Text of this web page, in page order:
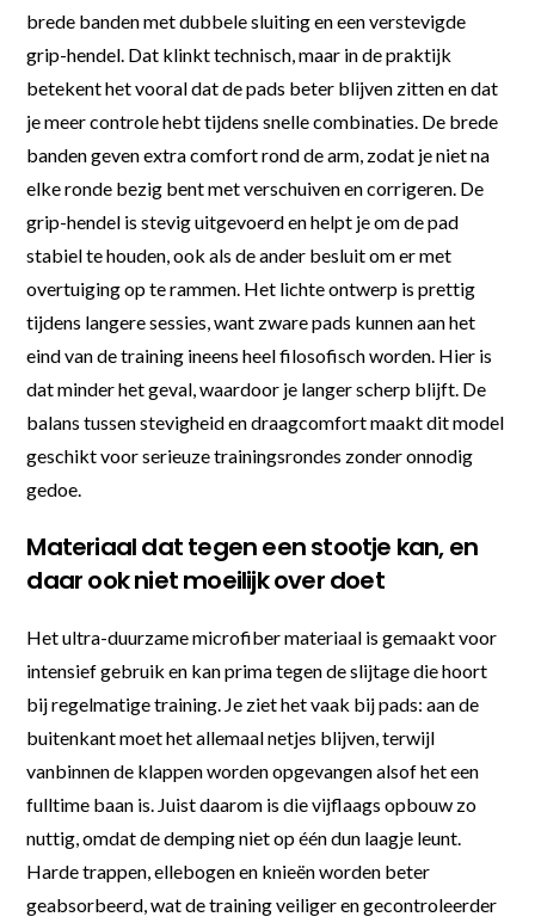
brede banden met dubbele sluiting en een verstevigde
grip-hendel. Dat klinkt technisch, maar in de praktijk
betekent het vooral dat de pads beter blijven zitten en dat
je meer controle hebt tijdens snelle combinaties. De brede
banden geven extra comfort rond de arm, zodat je niet na
elke ronde bezig bent met verschuiven en corrigeren. De
grip-hendel is stevig uitgevoerd en helpt je om de pad
stabiel te houden, ook als de ander besluit om er met
overtuiging op te rammen. Het lichte ontwerp is prettig
tijdens langere sessies, want zware pads kunnen aan het
eind van de training ineens heel filosofisch worden. Hier is
dat minder het geval, waardoor je langer scherp blijft. De
balans tussen stevigheid en draagcomfort maakt dit model
geschikt voor serieuze trainingsrondes zonder onnodig
gedoe.
Materiaal dat tegen een stootje kan, en
daar ook niet moeilijk over doet
Het ultra-duurzame microfiber materiaal is gemaakt voor
intensief gebruik en kan prima tegen de slijtage die hoort
bij regelmatige training. Je ziet het vaak bij pads: aan de
buitenkant moet het allemaal netjes blijven, terwijl
vanbinnen de klappen worden opgevangen alsof het een
fulltime baan is. Juist daarom is die vijflaags opbouw zo
nuttig, omdat de demping niet op één dun laagje leunt.
Harde trappen, ellebogen en knieën worden beter
geabsorbeerd, wat de training veiliger en gecontroleerder